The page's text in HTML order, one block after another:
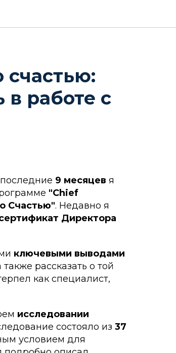
счастью:
в работе с
9 месяцев я
"Chief
Счастью". Недавно я
Директора
ключевыми выводами
также рассказать о той
как специалист,
исследовании
состояло из 37
условием для